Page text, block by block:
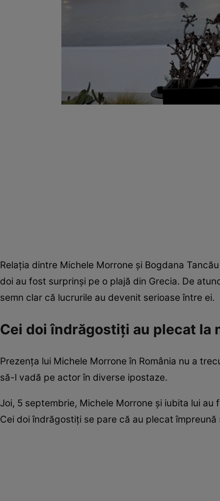
Relația dintre Michele Morrone și Bogdana
doi au fost surprinși pe o plajă din Grecia. De
semn clar că lucrurile au devenit serioase între ei.
Cei doi îndrăgostiți au plecat la
Prezența lui Michele Morrone în România nu a
să-l vadă pe actor în diverse ipostaze.
Joi, 5 septembrie, Michele Morrone și iubita lui
Cei doi îndrăgostiți se pare că au plecat împreună